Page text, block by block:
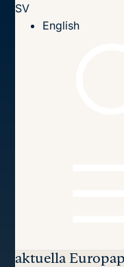
SV
English
aktuella